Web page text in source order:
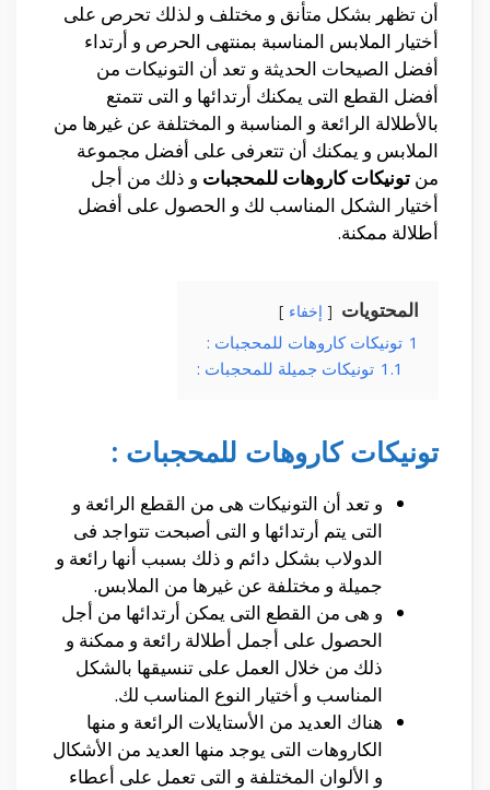
أن تظهر بشكل متأنق و مختلف و لذلك تحرص على
أختيار الملابس المناسبة بمنتهى الحرص و أرتداء
أفضل الصيحات الحديثة و تعد أن التونيكات من
أفضل القطع التى يمكنك أرتدائها و التى تتمتع
بالأطلالة الرائعة و المناسبة و المختلفة عن غيرها من
الملابس و يمكنك أن تتعرفى على أفضل مجموعة
من تونيكات كاروهات للمحجبات و ذلك من أجل
أختيار الشكل المناسب لك و الحصول على أفضل
أطلالة ممكنة.
المحتويات إخفاء
1 تونيكات كاروهات للمحجبات :
1.1 تونيكات جميلة للمحجبات :
تونيكات كاروهات للمحجبات :
و تعد أن التونيكات هى من القطع الرائعة و
التى يتم أرتدائها و التى أصبحت تتواجد فى
الدولاب بشكل دائم و ذلك بسبب أنها رائعة و
جميلة و مختلفة عن غيرها من الملابس.
و هى من القطع التى يمكن أرتدائها من أجل
الحصول على أجمل أطلالة رائعة و ممكنة و
ذلك من خلال العمل على تنسيقها بالشكل
المناسب و أختيار النوع المناسب لك.
هناك العديد من الأستايلات الرائعة و منها
الكاروهات التى يوجد منها العديد من الأشكال
و الألوان المختلفة و التى تعمل على أعطاء